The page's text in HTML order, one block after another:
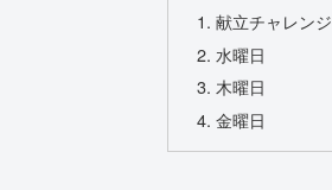
献立チャレンジ
水曜日
木曜日
金曜日